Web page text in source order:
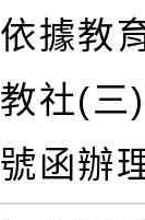
依據教
教社(三
號函辦